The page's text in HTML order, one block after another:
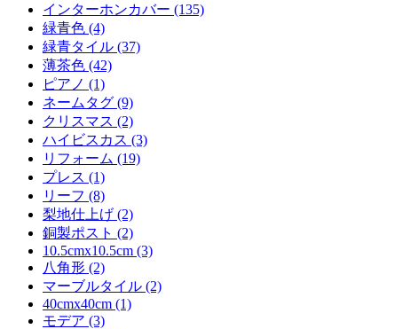
インターホンカバー (135)
緑青色 (4)
緑青タイル (37)
薄茶色 (42)
ピアノ (1)
ネームタグ (9)
クリスマス (2)
ハイビスカス (3)
リフォーム (19)
プレス (1)
リーフ (8)
梨地仕上げ (2)
銅製ポスト (2)
10.5cmx10.5cm (3)
八角形 (2)
マーブルタイル (2)
40cmx40cm (1)
モデア (3)